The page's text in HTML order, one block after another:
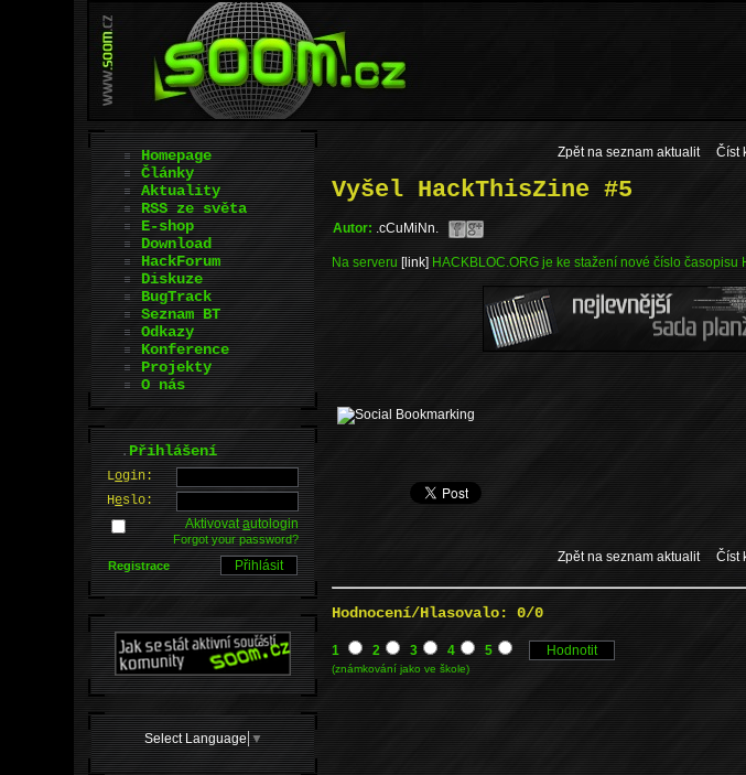
Zpět na seznam aktualit Číst
Vyšel HackThisZine #5
Autor: .cCuMiNn.
Na serveru [link] HACKBLOC.ORG je ke stažení nové číslo
Zpět na seznam aktualit Číst
Hodnocení/Hlasovalo: 0/0
1 2 3 4 5
(známkování jako ve škole)
Homepage
Články
Aktuality
RSS ze světa
E-shop
Download
HackForum
Diskuze
BugTrack
Seznam BT
Odkazy
Konference
Projekty
O nás
.Přihlášení
Login:
Heslo:
Aktivovatautologin
Forgot your password?
Registrace
Select Language ▼